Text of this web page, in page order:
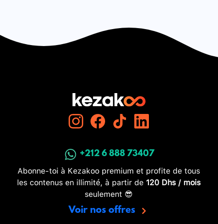
+212 6 888 73407
Abonne-toi à Kezakoo premium et profite de tous
les contenus en illimité, à partir de 120 Dhs / mois
seulement 😎
Voir nos offres